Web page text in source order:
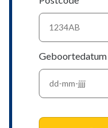
Geboortedatum